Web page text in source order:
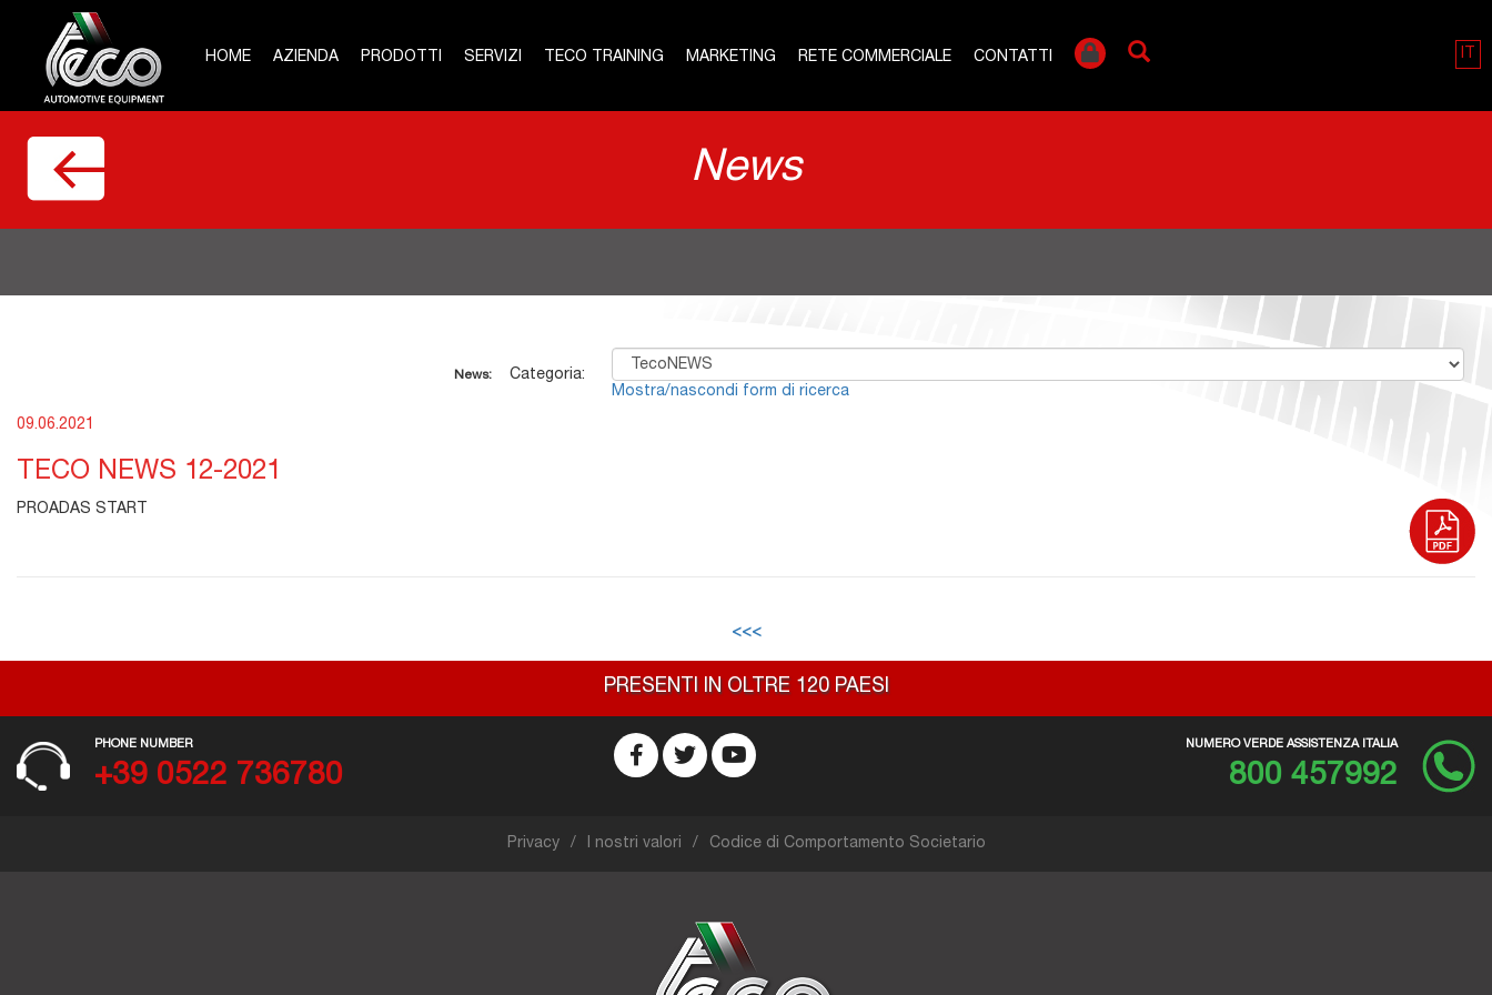
IT
HOME AZIENDA PRODOTTI SERVIZI TECO TRAINING MARKETING RETE COMMERCIALE CONTATTI
News
News: Categoria:
Mostra/nascondi form di ricerca
09.06.2021
TECO NEWS 12-2021
PROADAS START
<<<
PRESENTI IN OLTRE 120 PAESI
PHONE NUMBER
+39 0522 736780
NUMERO VERDE ASSISTENZA ITALIA
800 457992
Privacy I nostri valori Codice di Comportamento Societario